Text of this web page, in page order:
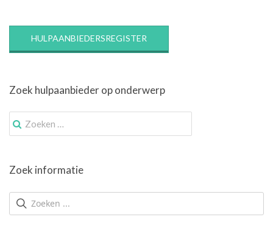
HULPAANBIEDERSREGISTER
Zoek hulpaanbieder op onderwerp
Zoek
naar:
Zoek informatie